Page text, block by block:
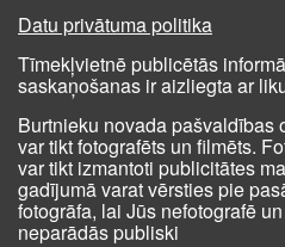
Datu privātuma politika
Tīmekļvietnē publicētās
saskaņošanas ir aizliegta ar
Burtnieku novada pašvaldības
var tikt fotografēts un filmēts.
var tikt izmantoti publicitātes
gadījumā varat vērsties pie
fotogrāfa, lai Jūs nefotografē
neparādās publiski